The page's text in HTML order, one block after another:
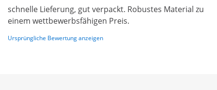
schnelle Lieferung, gut verpackt. Robustes Material zu
einem wettbewerbsfähigen Preis.
Ursprüngliche Bewertung anzeigen